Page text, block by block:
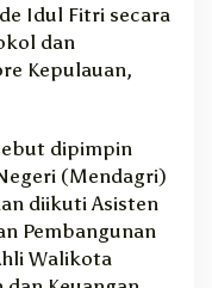
Idul Fitri secara
dan
Kepulauan,
dipimpin
(Mendagri)
diikuti Asisten
Pembangunan
Walikota